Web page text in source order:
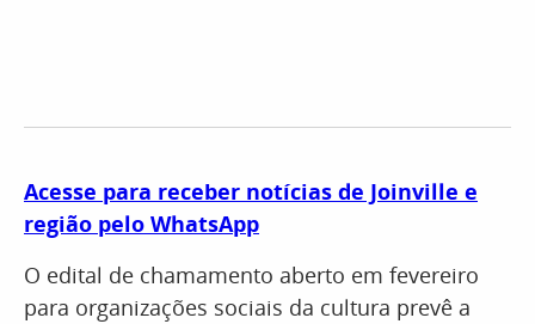
Acesse para receber notícias de Joinville e
região pelo WhatsApp
O edital de chamamento aberto em fevereiro
para organizações sociais da cultura prevê a